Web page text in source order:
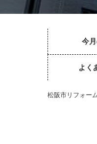
今
よく
松阪市リフォー